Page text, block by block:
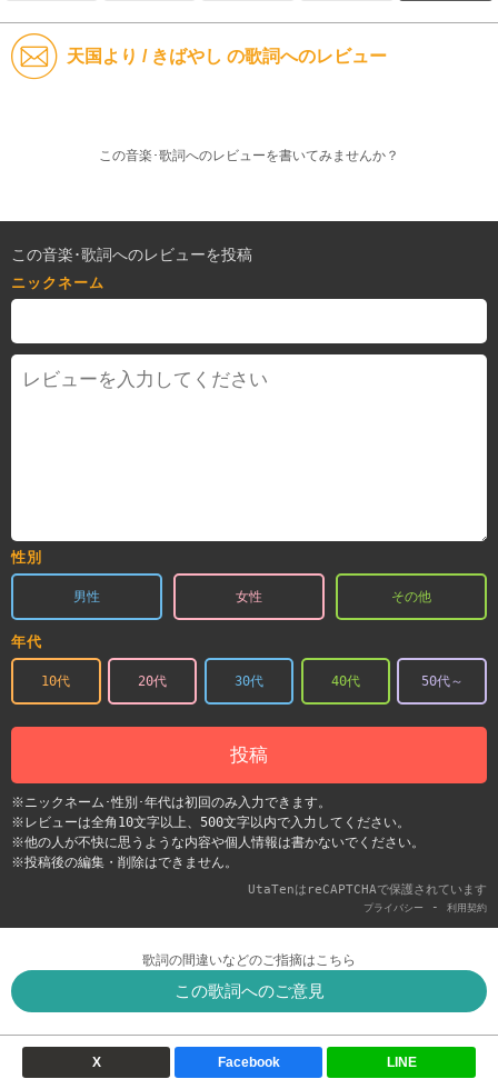
天国より / きばやし の歌詞へのレビュー
この音楽･歌詞へのレビューを書いてみませんか？
この音楽･歌詞へのレビューを投稿
ニックネーム
性別
男性 女性 その他
年代
10代 20代 30代 40代 50代～
投稿
※ニックネーム･性別･年代は初回のみ入力できます。
※レビューは全角10文字以上、500文字以内で入力してください。
※他の人が不快に思うような内容や個人情報は書かないでください。
※投稿後の編集・削除はできません。
UtaTenはreCAPTCHAで保護されています
プライバシー - 利用契約
歌詞の間違いなどのご指摘はこちら
この歌詞へのご意見
X Facebook LINE